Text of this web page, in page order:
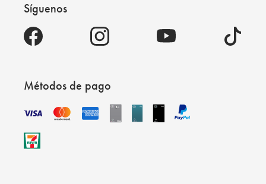
Síguenos
Métodos de pago